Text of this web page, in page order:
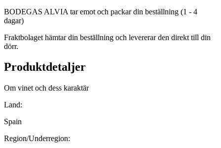
BODEGAS ALVIA tar emot och packar din beställning (1 - 4
dagar)
Fraktbolaget hämtar din beställning och levererar den direkt till din
dörr.
Produktdetaljer
Om vinet och dess karaktär
Land:
Spain
Region/Underregion: